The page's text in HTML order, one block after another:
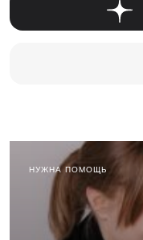
НУЖНА ПОМОЩЬ